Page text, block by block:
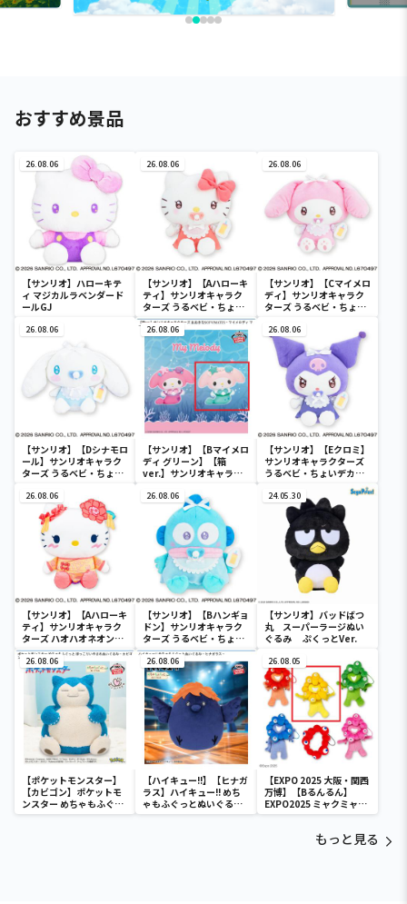
おすすめ景品
26.08.06
【サンリオ】ハローキテ
ィ マジカルラベンダード
ールGJ
26.08.06
【サンリオ】【Aハローキ
ティ】サンリオキャラク
ターズ うるベビ・ちょい
デカドール
26.08.06
【サンリオ】【Cマイメロ
ディ】サンリオキャラク
ターズ うるベビ・ちょい
26.08.06
【サンリオ】【Dシナモロ
ール】サンリオキャラク
ターズ うるベビ・ちょい
26.08.06
【サンリオ】【Bマイメロ
ディ グリーン】【箱
ver.】サンリオキャラク
SOFVIMATES～マイメロ
ディ マーメイドver. ～
26.08.06
【サンリオ】【Eクロミ】
サンリオキャラクターズ
うるベビ・ちょいデカド
26.08.06
【サンリオ】【Aハローキ
ティ】サンリオキャラク
ターズ ハオハオネオンタ
ウンドールBIGタイプ1
26.08.06
【サンリオ】【Bハンギョ
ドン】サンリオキャラク
ターズ うるベビ・ちょい
デカドール
24.05.30
【サンリオ】バッドばつ
丸 スーパーラージぬい
ぐるみ ぷくっとVer.
26.08.06
【ポケットモンスター】
【カビゴン】ポケットモ
ンスター めちゃもふぐっ
と ほっこりいやされぬい
26.08.06
【ハイキュー!!】【ヒナガ
ラス】ハイキュー!! めち
ゃもふぐっとぬいぐるみ
～ヒナガラス～
26.08.05
【EXPO 2025 大阪・関西
万博】【Bるんるん】
EXPO2025 ミャクミャク
カラフルゴム紐付きぬい
もっと見る